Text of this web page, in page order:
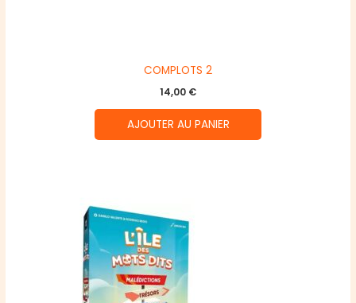
COMPLOTS 2
14,00 €
AJOUTER AU PANIER